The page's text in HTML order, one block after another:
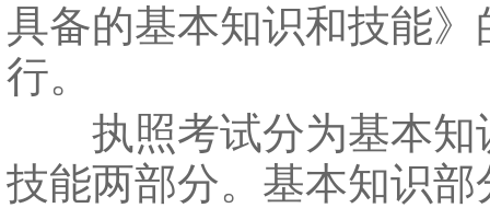
具备的基本知识和技能》
行。
执照考试分为基本知
技能两部分。基本知识部